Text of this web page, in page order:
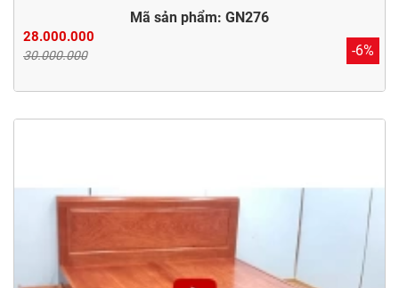
Mã sản phẩm: GN276
28.000.000
30.000.000 -6%